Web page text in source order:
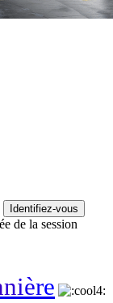
de la session
nière